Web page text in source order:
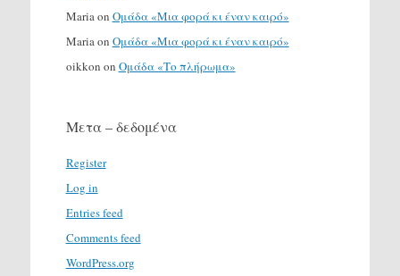
Maria on Ομάδα «Μια φορά κι έναν καιρό»
Maria on Ομάδα «Μια φορά κι έναν καιρό»
oikkon on Ομάδα «Το πλήρωμα»
Μετα – δεδομένα
Register
Log in
Entries feed
Comments feed
WordPress.org